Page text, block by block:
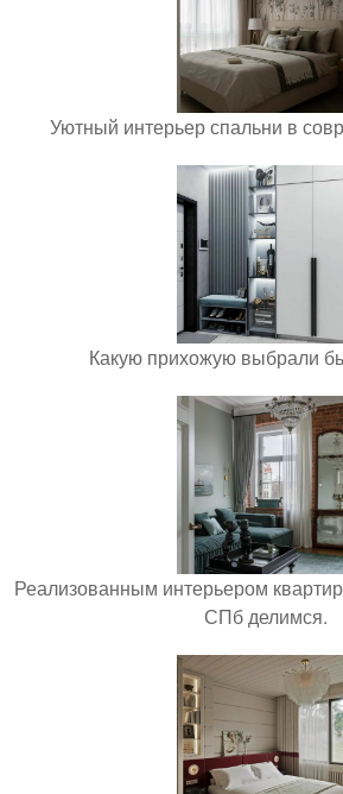
Уютный интерьер спальни в
Какую прихожую выбрали
Реализованным интерьером
СПб делимся.